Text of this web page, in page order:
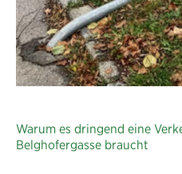
Warum es dringend eine
Belghofergasse braucht